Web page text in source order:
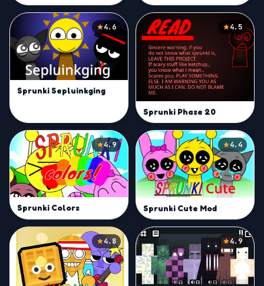
4.6
Sprunki Sepluinkging
4.5
Sprunki Phase 20
4.9
Sprunki Colors
4.4
Sprunki Cute Mod
4.8 4.9